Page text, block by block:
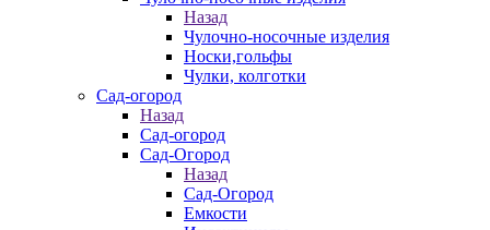
Назад
Чулочно-носочные изделия
Носки,гольфы
Чулки, колготки
Сад-огород
Назад
Сад-огород
Сад-Огород
Назад
Сад-Огород
Емкости